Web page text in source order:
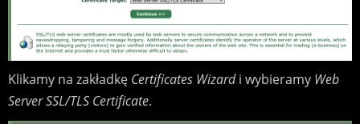
Klikamy na zakładkę Certificates Wizardi wybieramy Web
Server SSL/TLS Certificate.